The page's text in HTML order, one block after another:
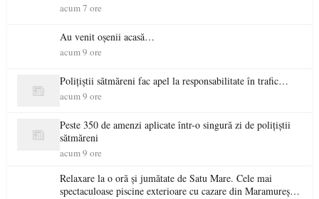
acum 7 ore
Au venit oșenii acasă…
acum 9 ore
Polițiștii sătmăreni fac apel la responsabilitate în trafic…
acum 9 ore
Peste 350 de amenzi aplicate într-o singură zi de polițiștii
sătmăreni
acum 9 ore
Relaxare la o oră și jumătate de Satu Mare. Cele mai
spectaculoase piscine exterioare cu cazare din Maramureș,